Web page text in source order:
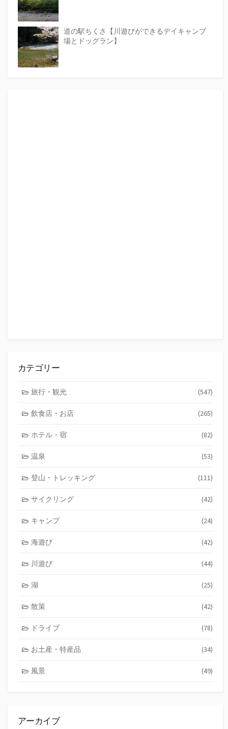
道の駅ちくさ【川遊びができるデイキャンプ
場とドッグラン】
カテゴリー
旅行・観光 (547)
飲食店・お店 (265)
ホテル・宿 (82)
温泉 (53)
登山・トレッキング (111)
サイクリング (42)
キャンプ (24)
海遊び (42)
川遊び (44)
湖 (25)
散策 (42)
ドライブ (78)
お土産・特産品 (34)
風景 (49)
アーカイブ